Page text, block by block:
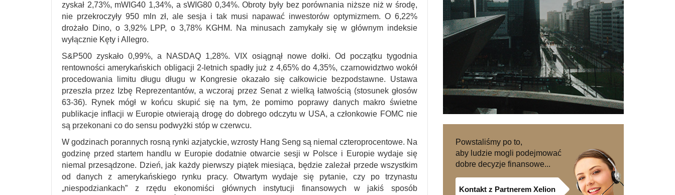
zyskał 2,73%, mWIG40 1,34%, a sWIG80 0,34%. Obroty były bez porównania niższe niż w środę,
nie przekroczyły 950 mln zł, ale sesja i tak musi napawać inwestorów optymizmem. O 6,22%
drożało Dino, o 3,92% LPP, o 3,78% KGHM. Na minusach zamykały się w głównym indeksie
wyłącznie Kęty i Allegro.
S&P500 zyskało 0,99%, a NASDAQ 1,28%. VIX osiągnął nowe dołki. Od początku tygodnia
rentowności amerykańskich obligacji 2-letnich spadły już z 4,65% do 4,35%, czarnowidztwo wokół
procedowania limitu długu długu w Kongresie okazało się całkowicie bezpodstawne. Ustawa
przeszła przez Izbę Reprezentantów, a wczoraj przez Senat z wielką łatwością (stosunek głosów
63-36). Rynek mógł w końcu skupić się na tym, że pomimo poprawy danych makro świetne
publikacje inflacji w Europie otwierają drogę do dobrego odczytu w USA, a członkowie FOMC nie
są przekonani co do sensu podwyżki stóp w czerwcu.
W godzinach porannych rosną rynki azjatyckie, wzrosty Hang Seng są niemal czteroprocentowe. Na
godzinę przed startem handlu w Europie dodatnie otwarcie sesji w Polsce i Europie wydaje się
niemal przesądzone. Dzień, jak każdy pierwszy piątek miesiąca, będzie zależał przede wszystkim
od danych z amerykańskiego rynku pracy. Otwartym wydaje się pytanie, czy po trzynastu
„niespodziankach” z rzędu ekonomiści głównych instytucji finansowych w jakiś sposób
Powstaliśmy po to,
aby ludzie mogli podejmować
dobre decyzje finansowe...
Kontakt z Partnerem Xelion